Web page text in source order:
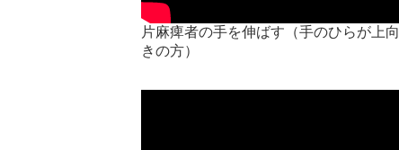
片麻痺者の手を伸ばす（手のひらが上向
きの方）